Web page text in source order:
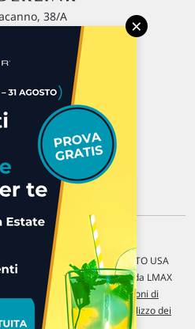
38/A
452 460 401
siamo
e segnalazioni
s.r.l.
differite di 15 min. / MERCATO USA
/ FOREX Quotazioni fornite da LMAX
delle nostre Condizioni di
Politiche sulla privacye dell' Utilizzo dei
×